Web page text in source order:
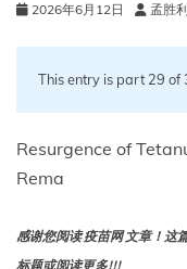
2026年6月12日 孟胜
This entry is part 29 of
Resurgence of
Rema
感谢您阅读 疫苗网 文章！这